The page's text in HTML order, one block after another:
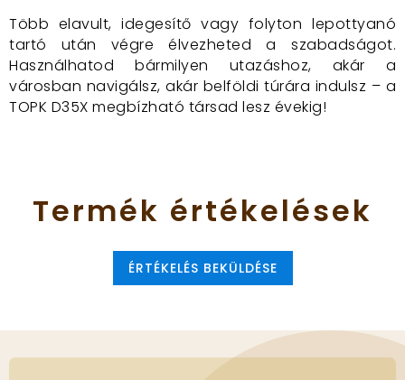
Több elavult, idegesítő vagy folyton lepottyanó
tartó után végre élvezheted a szabadságot.
Használhatod bármilyen utazáshoz, akár a
városban navigálsz, akár belföldi túrára indulsz – a
TOPK D35X megbízható társad lesz évekig!
Termék értékelések
ÉRTÉKELÉS BEKÜLDÉSE